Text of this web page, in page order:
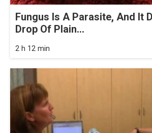
Fungus Is A Parasite, And It
Drop Of Plain...
2 h 12 min